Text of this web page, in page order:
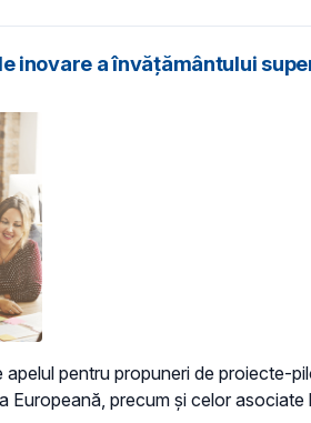
inovare a învățământului
pentru propuneri de proiecte-
precum și celor asociate